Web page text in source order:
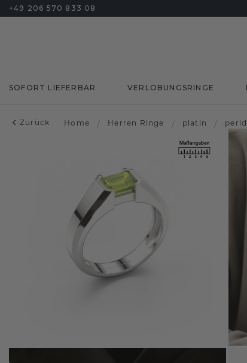
+49 206 570 833 08
SOFORT LIEFERBAR VERLOBUNGSRINGE
Zurück Home / Herren Ringe / platin /